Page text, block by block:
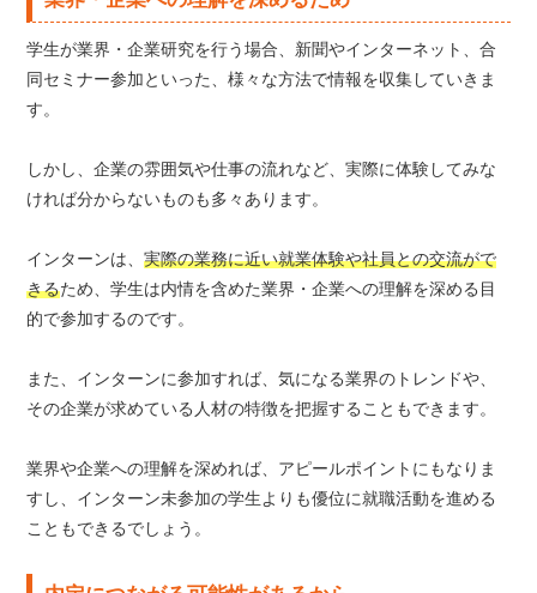
学生が業界・企業研究を行う場合、新聞やインターネット、合
同セミナー参加といった、様々な方法で情報を収集していきま
す。
しかし、企業の雰囲気や仕事の流れなど、実際に体験してみな
ければ分からないものも多々あります。
インターンは、実際の業務に近い就業体験や社員との交流がで
きるため、学生は内情を含めた業界・企業への理解を深める目
的で参加するのです。
また、インターンに参加すれば、気になる業界のトレンドや、
その企業が求めている人材の特徴を把握することもできます。
業界や企業への理解を深めれば、アピールポイントにもなりま
すし、インターン未参加の学生よりも優位に就職活動を進める
こともできるでしょう。